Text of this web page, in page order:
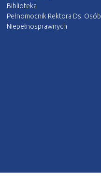
Biblioteka
Pełnomocnik Rektora Ds. Osób
Niepełnosprawnych